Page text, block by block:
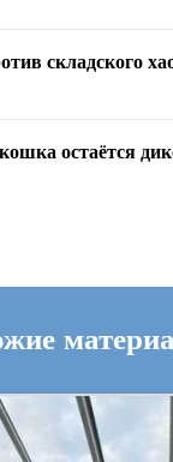
складского
остаётся